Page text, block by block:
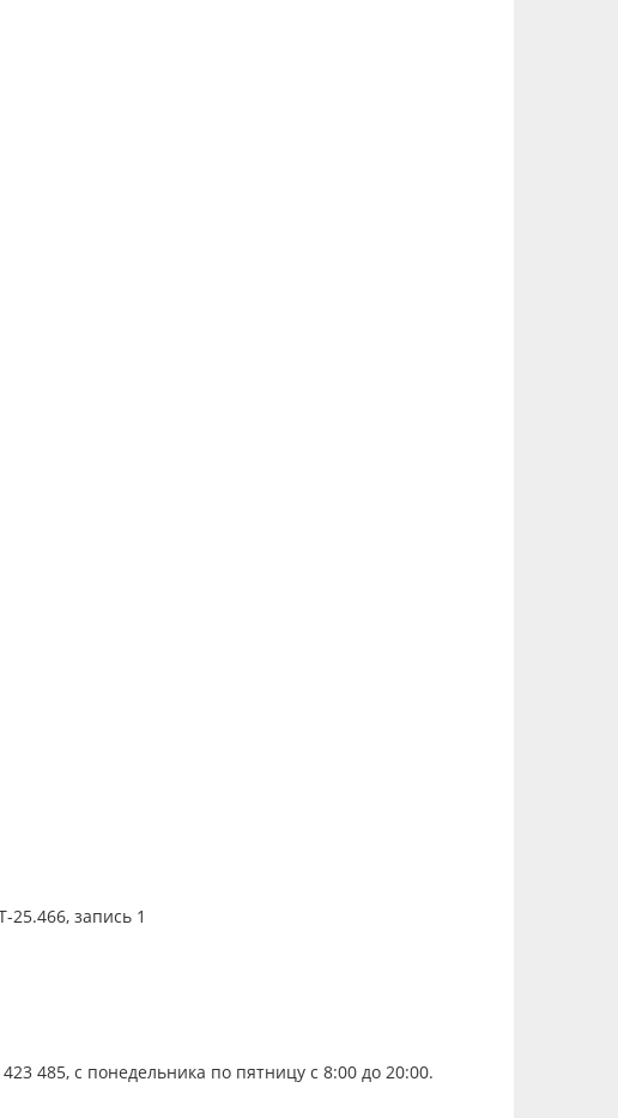
25.466, запись 1
485, с понедельника по пятницу с 8:00 до 20:00.